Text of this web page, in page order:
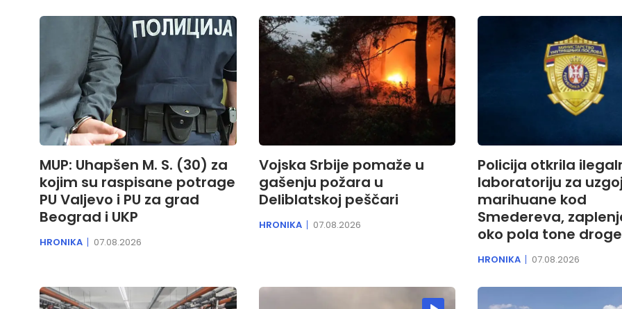
MUP: Uhapšen M. S. (30) za
kojim su raspisane potrage
PU Valjevo i PU za grad
Beograd i UKP
HRONIKA 07.08.2026
Vojska Srbije pomaže u
gašenju požara u
Deliblatskoj peščari
HRONIKA 07.08.2026
Policija otkrila
laboratoriju za uzgoj
marihuane kod
Smedereva,
oko pola tone droge
HRONIKA 07.08.2026